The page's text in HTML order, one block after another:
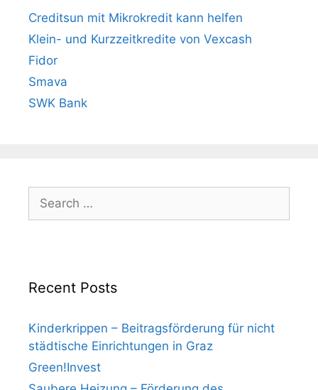
Creditsun mit Mikrokredit kann helfen
Klein- und Kurzzeitkredite von Vexcash
Fidor
Smava
SWK Bank
for:
Recent Posts
Kinderkrippen – Beitragsförderung für nicht
städtische Einrichtungen in Graz
Green!Invest